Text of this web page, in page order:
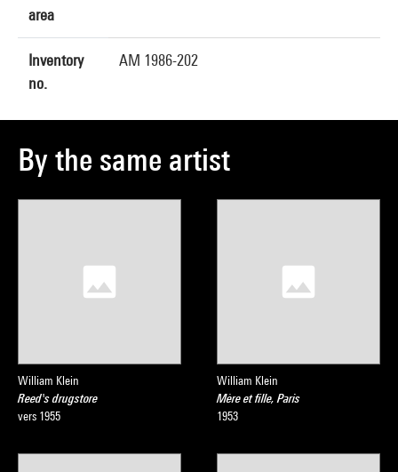
area
Inventory
no.
AM 1986-202
By the same artist
William Klein
Reed's drugstore
vers 1955
William Klein
Mère et fille, Paris
1953